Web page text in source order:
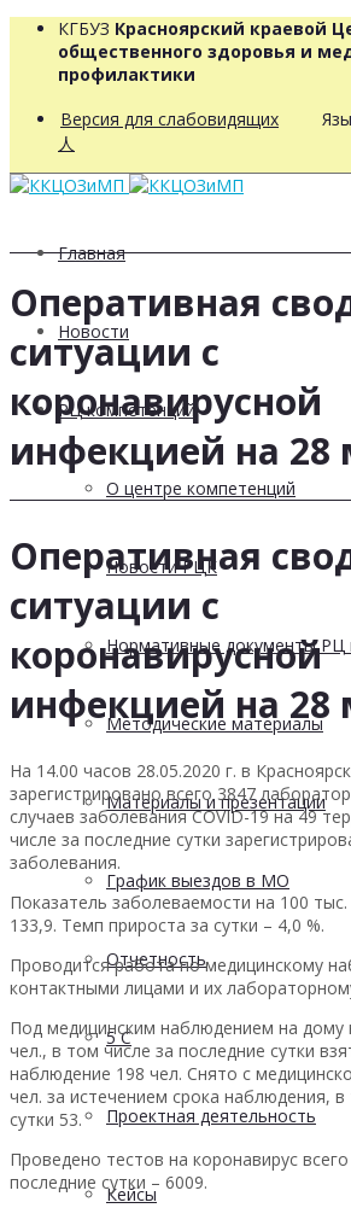
КГБУЗ Красноярский краевой
общественного здоровья и
профилактики
Версия для слабовидящих
人
Главная
Новости
РЦ компетенций
О центре компетенций
Новости РЦК
Нормативные документы РЦ
Методические материалы
Материалы и презентации
График выездов в МО
Отчетность
5 С
Проектная деятельность
Кейсы
Оперативная
ситуации с
коронавирусной
инфекцией на 28
Оперативная
ситуации с
коронавирусной
инфекцией на 28
На 14.00 часов 28.05.2020 г. в
зарегистрировано всего 3847
случаев заболевания COVID-19 на 49
числе за последние сутки
заболевания.
Показатель заболеваемости на 100
133,9. Темп прироста за сутки – 4,0 %.
Проводится работа по медицинскому
контактными лицами и их
Под медицинским наблюдением на дому
чел., в том числе за последние сутки
наблюдение 198 чел. Снято с
чел. за истечением срока наблюдения, в
сутки 53.
Проведено тестов на коронавирус
последние сутки – 6009.